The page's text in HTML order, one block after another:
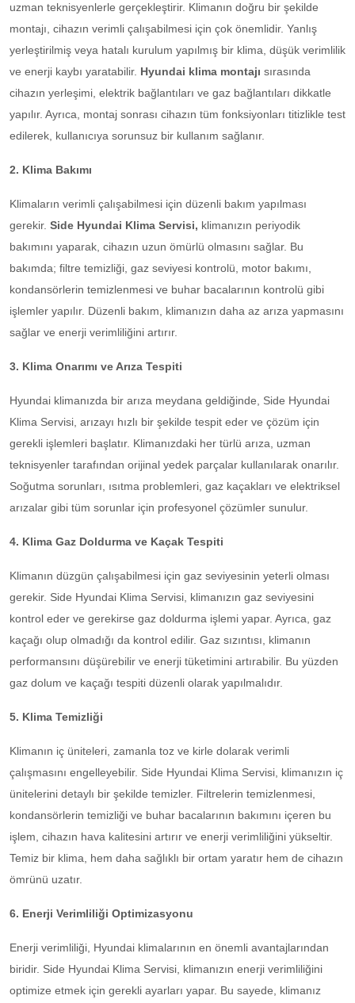
uzman teknisyenlerle gerçekleştirir. Klimanın doğru bir şekilde
montajı, cihazın verimli çalışabilmesi için çok önemlidir. Yanlış
yerleştirilmiş veya hatalı kurulum yapılmış bir klima, düşük verimlilik
ve enerji kaybı yaratabilir. Hyundai klima montajı sırasında
cihazın yerleşimi, elektrik bağlantıları ve gaz bağlantıları dikkatle
yapılır. Ayrıca, montaj sonrası cihazın tüm fonksiyonları titizlikle test
edilerek, kullanıcıya sorunsuz bir kullanım sağlanır.
2. Klima Bakımı
Klimaların verimli çalışabilmesi için düzenli bakım yapılması
gerekir. Side Hyundai Klima Servisi, klimanızın periyodik
bakımını yaparak, cihazın uzun ömürlü olmasını sağlar. Bu
bakımda; filtre temizliği, gaz seviyesi kontrolü, motor bakımı,
kondansörlerin temizlenmesi ve buhar bacalarının kontrolü gibi
işlemler yapılır. Düzenli bakım, klimanızın daha az arıza yapmasını
sağlar ve enerji verimliliğini artırır.
3. Klima Onarımı ve Arıza Tespiti
Hyundai klimanızda bir arıza meydana geldiğinde, Side Hyundai
Klima Servisi, arızayı hızlı bir şekilde tespit eder ve çözüm için
gerekli işlemleri başlatır. Klimanızdaki her türlü arıza, uzman
teknisyenler tarafından orijinal yedek parçalar kullanılarak onarılır.
Soğutma sorunları, ısıtma problemleri, gaz kaçakları ve elektriksel
arızalar gibi tüm sorunlar için profesyonel çözümler sunulur.
4. Klima Gaz Doldurma ve Kaçak Tespiti
Klimanın düzgün çalışabilmesi için gaz seviyesinin yeterli olması
gerekir. Side Hyundai Klima Servisi, klimanızın gaz seviyesini
kontrol eder ve gerekirse gaz doldurma işlemi yapar. Ayrıca, gaz
kaçağı olup olmadığı da kontrol edilir. Gaz sızıntısı, klimanın
performansını düşürebilir ve enerji tüketimini artırabilir. Bu yüzden
gaz dolum ve kaçağı tespiti düzenli olarak yapılmalıdır.
5. Klima Temizliği
Klimanın iç üniteleri, zamanla toz ve kirle dolarak verimli
çalışmasını engelleyebilir. Side Hyundai Klima Servisi, klimanızın iç
ünitelerini detaylı bir şekilde temizler. Filtrelerin temizlenmesi,
kondansörlerin temizliği ve buhar bacalarının bakımını içeren bu
işlem, cihazın hava kalitesini artırır ve enerji verimliliğini yükseltir.
Temiz bir klima, hem daha sağlıklı bir ortam yaratır hem de cihazın
ömrünü uzatır.
6. Enerji Verimliliği Optimizasyonu
Enerji verimliliği, Hyundai klimalarının en önemli avantajlarından
biridir. Side Hyundai Klima Servisi, klimanızın enerji verimliliğini
optimize etmek için gerekli ayarları yapar. Bu sayede, klimanız